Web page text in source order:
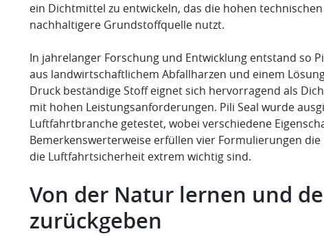
ein Dichtmittel zu entwickeln, das die hohen
nachhaltigere Grundstoffquelle nutzt.
In jahrelanger Forschung und Entwicklung entstand so
aus landwirtschaftlichem Abfallharzen und einem
Druck beständige Stoff eignet sich hervorragend als
mit hohen Leistungsanforderungen. Pili Seal wurde
Luftfahrtbranche getestet, wobei verschiedene
Bemerkenswerterweise erfüllen vier Formulierungen
die Luftfahrtsicherheit extrem wichtig sind.
Von der Natur lernen und
zurückgeben